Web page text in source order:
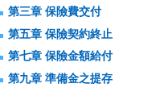
第三章 保險費交付
第五章 保險契約終止
第七章 保險金額給付
第九章 準備金之提存